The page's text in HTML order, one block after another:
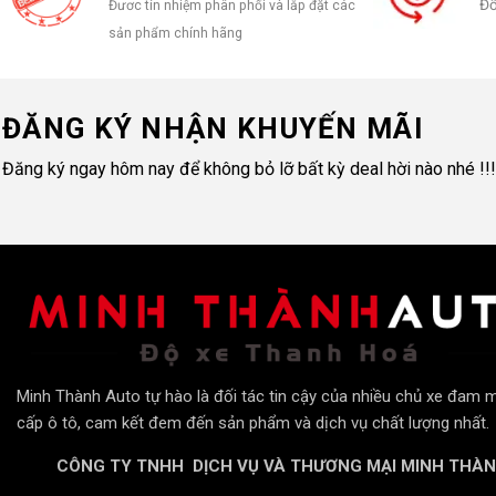
Đươc tín nhiệm phân phối và lắp đặt các
sản phẩm chính hãng
ĐĂNG KÝ NHẬN KHUYẾN MÃI
Đăng ký ngay hôm nay để không bỏ lỡ bất kỳ deal hời nào nhé !!!
Minh Thành Auto tự hào là đối tác tin cậy của nhiều chủ xe đam
cấp ô tô, cam kết đem đến sản phẩm và dịch vụ chất lượng nhất.
CÔNG TY TNHH DỊCH VỤ VÀ THƯƠNG MẠI MINH